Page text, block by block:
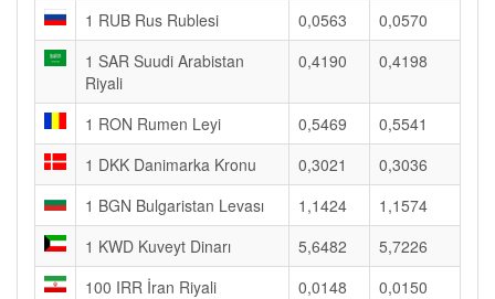
1 RUB Rus Rublesi
0,0563
0,0570
1 SAR Suudi Arabistan
Riyali
0,4190 0,4198
1 RON Rumen Leyi 0,5469
0,5541
1 DKK Danimarka Kronu
0,3021
0,3036
1 BGN Bulgaristan Levası
1,1424
1,1574
1 KWD Kuveyt Dinarı
5,6482
5,7226
100 IRR İran Riyali
0,0148 0,0150